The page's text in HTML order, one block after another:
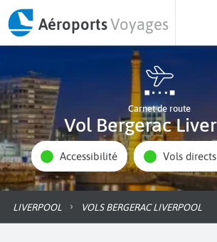
AéroportsVoyages
Carnet de route
Vol Bergerac
Accessibilité Vols
LIVERPOOL VOLS BERGERAC LIVERPOOL